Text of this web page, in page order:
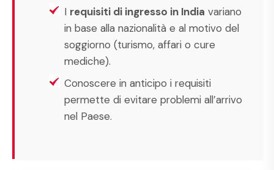
I requisiti di ingresso in India variano
in base alla nazionalità e al motivo del
soggiorno (turismo, affari o cure
mediche).
Conoscere in anticipo i requisiti
permette di evitare problemi all’arrivo
nel Paese.